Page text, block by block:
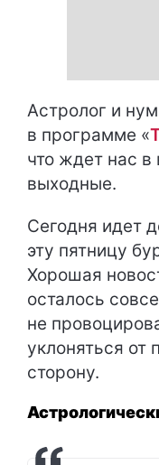
Астролог и
в программе «
что ждет нас в
выходные.
Сегодня идет
эту пятницу
Хорошая
осталось
не
уклоняться от
сторону.